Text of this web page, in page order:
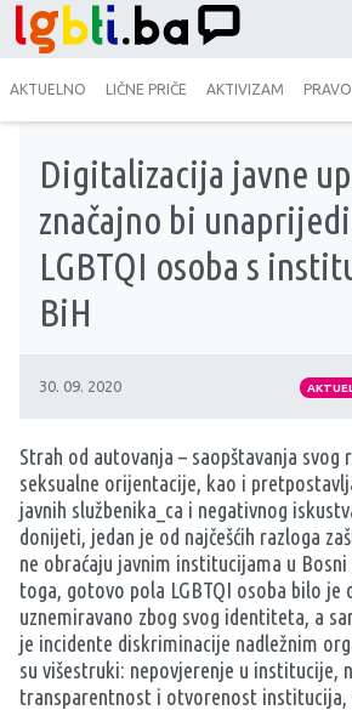
AKTUELNO LIČNE PRIČE AKTIVIZAM
Digitalizacija javne
značajno bi
LGBTQI osoba s
BiH
30. 09. 2020
Strah od autovanja – saopštavanja
seksualne orijentacije, kao i
javnih službenika_ca i negativnog
donijeti, jedan je od najčešćih razloga
ne obraćaju javnim institucijama u
toga, gotovo pola LGBTQI osoba bilo je
uznemiravano zbog svog identiteta, a
je incidente diskriminacije nadležnim
su višestruki: nepovjerenje u institucije,
transparentnost i otvorenost institucija,